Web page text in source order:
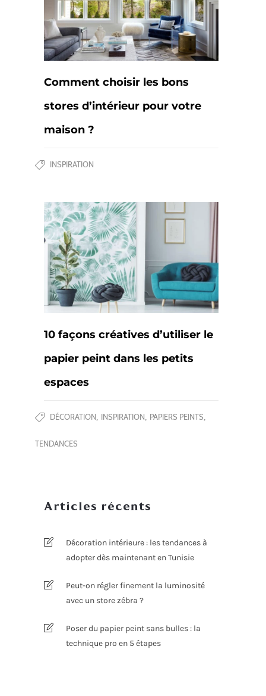
Comment choisir les bons
stores d’intérieur pour votre
maison ?
INSPIRATION
10 façons créatives d’utiliser le
papier peint dans les petits
espaces
DÉCORATION INSPIRATION PAPIERS PEINTS
TENDANCES
Articles récents
Décoration intérieure : les tendances à
adopter dès maintenant en Tunisie
Peut-on régler finement la luminosité
avec un store zébra ?
Poser du papier peint sans bulles : la
technique pro en 5 étapes